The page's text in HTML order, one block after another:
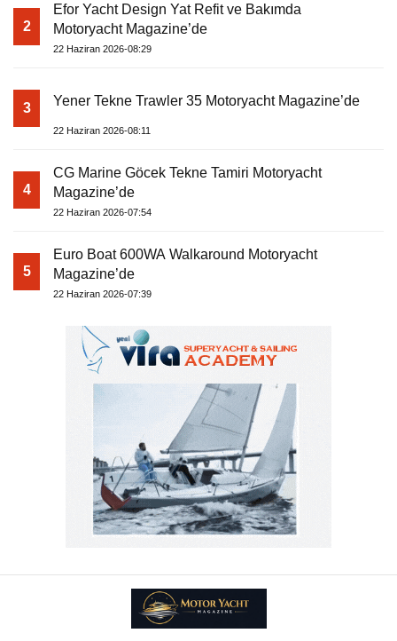
2
Efor Yacht Design Yat Refit ve Bakımda
Motoryacht Magazine’de
22 Haziran 2026-08:29
3 Yener Tekne Trawler 35 Motoryacht Magazine’de
22 Haziran 2026-08:11
4
CG Marine Göcek Tekne Tamiri Motoryacht
Magazine’de
22 Haziran 2026-07:54
5
Euro Boat 600WA Walkaround Motoryacht
Magazine’de
22 Haziran 2026-07:39